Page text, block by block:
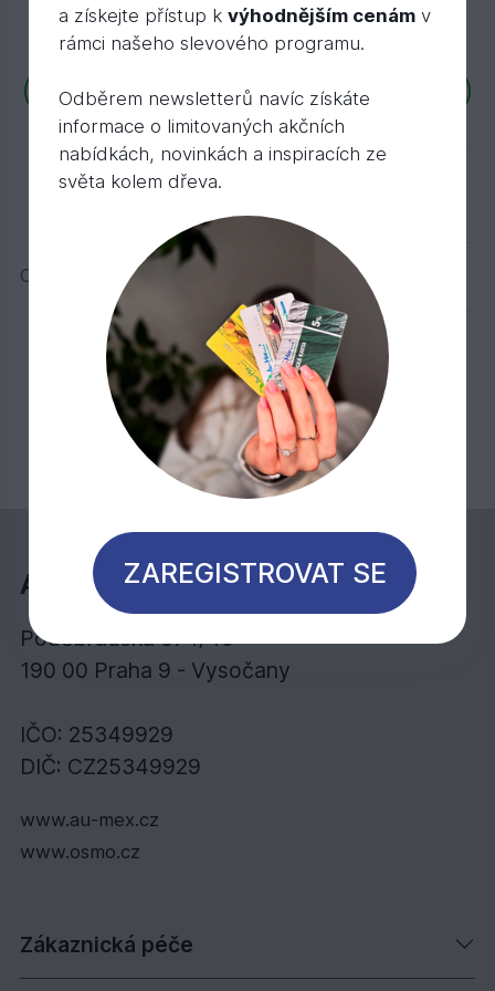
Momentálně není skladem
242 Kč / ks
Na detail
Ceny jsou v Kč včetně DPH
1Aktuální stránka
AU-MEX s.r.o.
Poděbradská 574/40
190 00 Praha 9 - Vysočany
IČO: 25349929
DIČ: CZ25349929
www.au-mex.cz
www.osmo.cz
Zákaznická péče
a získejte přístup k výhodnějším cenámv
rámci našeho slevového programu.
Odběrem newsletterů navíc získáte
informace o limitovaných akčních
nabídkách, novinkách a inspiracích ze
světa kolem dřeva.
ZAREGISTROVAT SE